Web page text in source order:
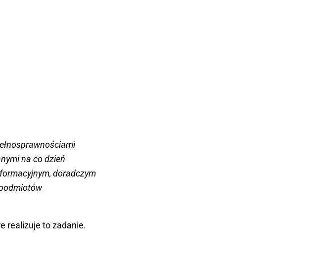
na co dzień
doradczym
realizuje to zadanie.